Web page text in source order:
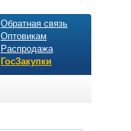
Обратная связь
Оптовикам
Распродажа
ГосЗакупки